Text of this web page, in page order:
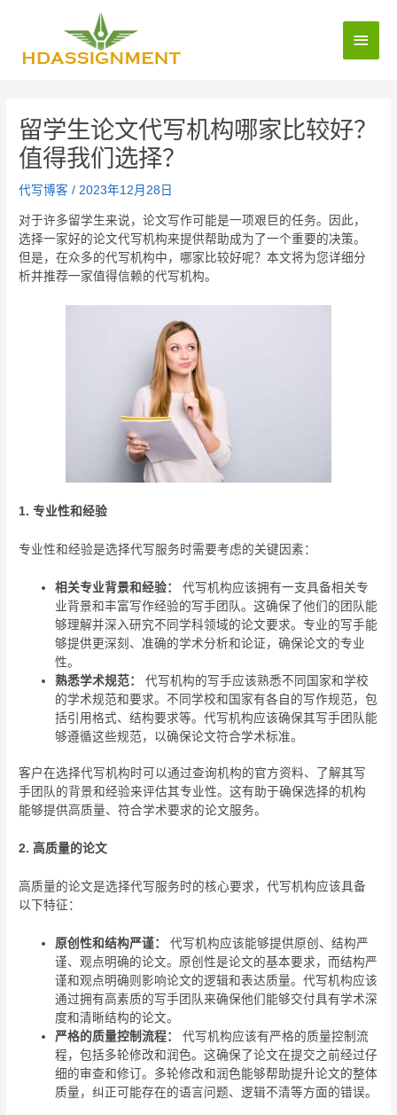
留学生论文代写机构哪家比较好？
值得我们选择？
代写博客 /2023年12月28日
对于许多留学生来说，论文写作可能是一项艰巨的任务。因此，
选择一家好的论文代写机构来提供帮助成为了一个重要的决策。
但是，在众多的代写机构中，哪家比较好呢？本文将为您详细分
析并推荐一家值得信赖的代写机构。
1. 专业性和经验
专业性和经验是选择代写服务时需要考虑的关键因素：
相关专业背景和经验：
代写机构应该拥有一支具备相关专
业背景和丰富写作经验的写手团队。这确保了他们的团队能
够理解并深入研究不同学科领域的论文要求。专业的写手能
够提供更深刻、准确的学术分析和论证，确保论文的专业
性。
熟悉学术规范：
代写机构的写手应该熟悉不同国家和学校
的学术规范和要求。不同学校和国家有各自的写作规范，包
括引用格式、结构要求等。代写机构应该确保其写手团队能
够遵循这些规范，以确保论文符合学术标准。
客户在选择代写机构时可以通过查询机构的官方资料、了解其写
手团队的背景和经验来评估其专业性。这有助于确保选择的机构
能够提供高质量、符合学术要求的论文服务。
2. 高质量的论文
高质量的论文是选择代写服务时的核心要求，代写机构应该具备
以下特征：
原创性和结构严谨：
代写机构应该能够提供原创、结构严
谨、观点明确的论文。原创性是论文的基本要求，而结构严
谨和观点明确则影响论文的逻辑和表达质量。代写机构应该
通过拥有高素质的写手团队来确保他们能够交付具有学术深
度和清晰结构的论文。
严格的质量控制流程：
代写机构应该有严格的质量控制流
程，包括多轮修改和润色。这确保了论文在提交之前经过仔
细的审查和修订。多轮修改和润色能够帮助提升论文的整体
质量，纠正可能存在的语言问题、逻辑不清等方面的错误。